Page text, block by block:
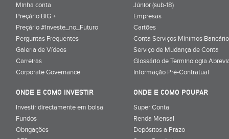
Minha conta
Preçário BiG +
Preçário #Investe_no_Futuro
Perguntas Frequentes
Galeria de Vídeos
Carreiras
Corporate Governance
Júnior (sub-18)
Empresas
Cartões
Conta Serviços Mínimos
Serviço de Mudança de Conta
Glossário de Terminologia
Informação Pré-Contratual
ONDE E COMO INVESTIR
Investir directamente em bolsa
Fundos
Obrigações
ONDE E COMO POUPAR
Super Conta
Renda Mensal
Depósitos a Prazo